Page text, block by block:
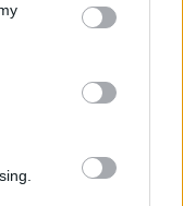
You may click to
party tags to
in below Google
Instagram.